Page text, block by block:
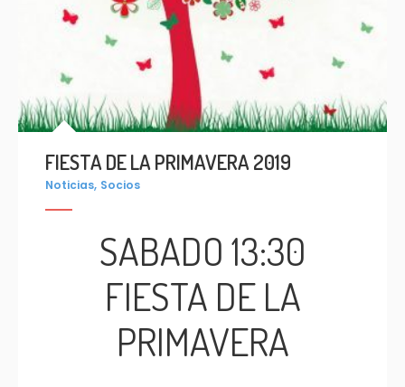
FIESTA DE LA PRIMAVERA 2019
Noticias, Socios
SABADO 13:30
FIESTA DE LA
PRIMAVERA